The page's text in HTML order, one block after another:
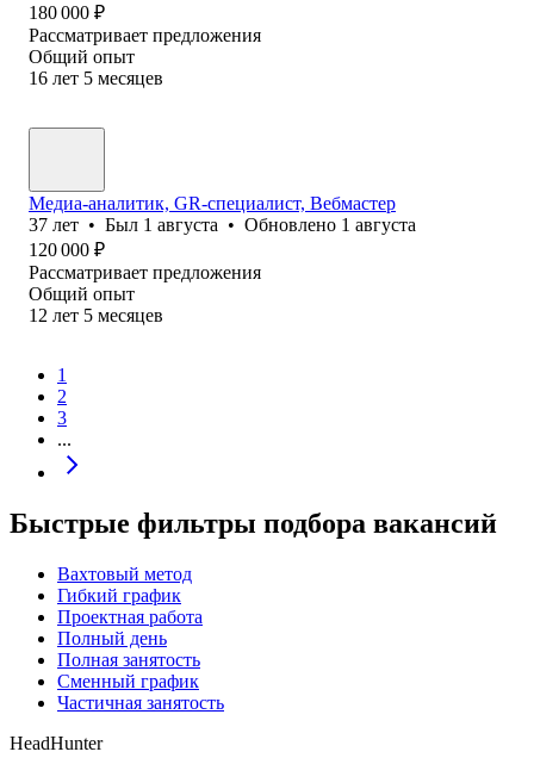
180 000 ₽
Рассматривает предложения
Общий опыт
16 лет 5 месяцев
Медиа-аналитик, GR-специалист, Вебмастер
37 лет • Был 1 августа • Обновлено 1 августа
120 000 ₽
Рассматривает предложения
Общий опыт
12 лет 5 месяцев
1
2
3
...
Быстрые фильтры подбора вакансий
Вахтовый метод
Гибкий график
Проектная работа
Полный день
Полная занятость
Сменный график
Частичная занятость
HeadHunter